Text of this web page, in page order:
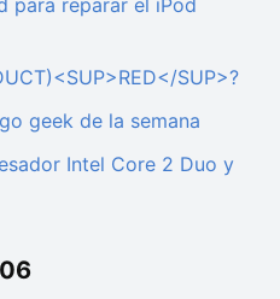
SUP>?
geek de la semana
Intel Core 2 Duo y